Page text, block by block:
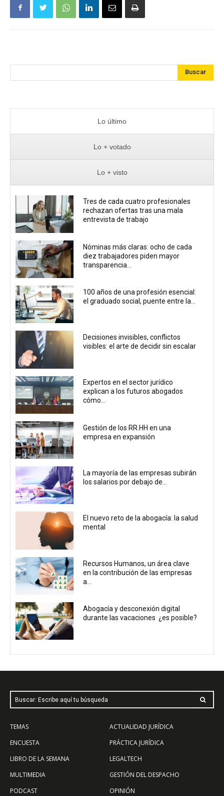
Buscar
Lo último
Lo + votado
Lo + visto
Tres de cada cuatro profesionales
rechazan ofertas tras una mala
entrevista de trabajo
Nóminas más claras: ocho de cada
diez trabajadores piden mayor
transparencia...
100 años de una profesión esencial:
el graduado social, puente entre la...
Decisiones invisibles, conflictos
visibles: el arte de decidir sin escalar
Expertos en el sector jurídico
explican a los futuros abogados
cómo...
Gestión de los RR.HH en una
empresa en expansión
La mayoría de las empresas subirán
los salarios por debajo de...
El nuevo reto de la abogacía: la salud
mental
Recursos Humanos, un área clave
en la contribución de las empresas
a...
Abogacía y desconexión digital
durante las vacaciones ¿es posible?
Buscar: Escribe aquí tu búsqueda
TEMAS
ENCUESTA
LIBRO DE LA SEMANA
MULTIMEDIA
PODCAST
ACTUALIDAD JURÍDICA
PRÁCTICA JURÍDICA
LEGALTECH
GESTIÓN DEL DESPACHO
OPINIÓN